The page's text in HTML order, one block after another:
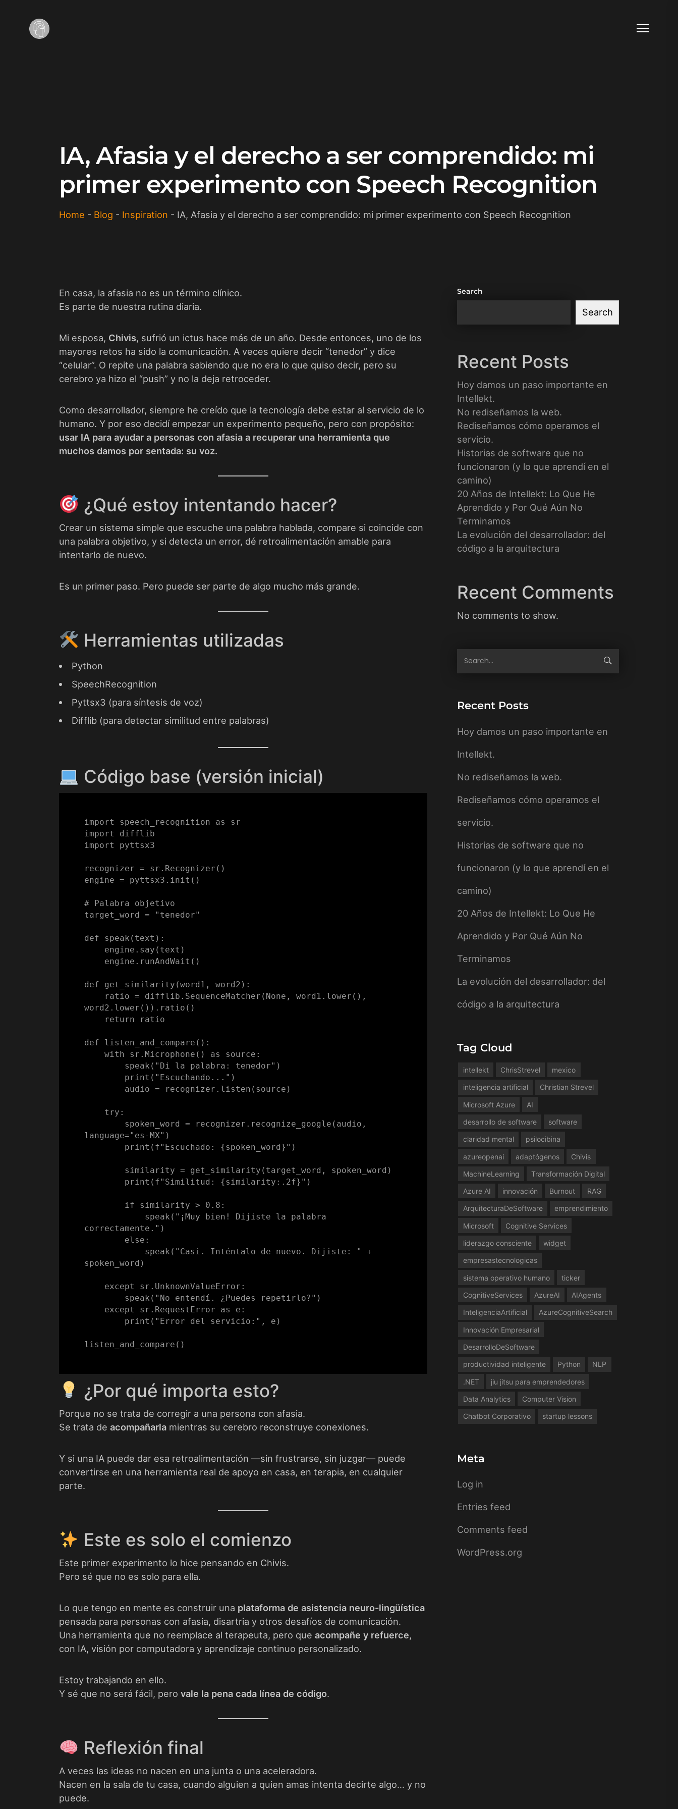
IA, Afasia y el derecho a ser comprendido: mi
primer experimento con Speech Recognition
Home - Blog - Inspiration - IA, Afasia y el derecho a ser comprendido: mi primer experimento con Speech Recognition
En casa, la afasia no es un término clínico.
Es parte de nuestra rutina diaria.
Mi esposa, Chivis, sufrió un ictus hace más de un año. Desde entonces, uno de los
mayores retos ha sido la comunicación. A veces quiere decir “tenedor” y dice
“celular”. O repite una palabra sabiendo que no era lo que quiso decir, pero su
cerebro ya hizo el “push” y no la deja retroceder.
Como desarrollador, siempre he creído que la tecnología debe estar al servicio de lo
humano. Y por eso decidí empezar un experimento pequeño, pero con propósito:
usar IA para ayudar a personas con afasia a recuperar una herramienta que
muchos damos por sentada: su voz.
¿Qué estoy intentando hacer?
Crear un sistema simple que escuche una palabra hablada, compare si coincide con
una palabra objetivo, y si detecta un error, dé retroalimentación amable para
intentarlo de nuevo.
Es un primer paso. Pero puede ser parte de algo mucho más grande.
Herramientas utilizadas
Python
SpeechRecognition
Pyttsx3 (para síntesis de voz)
Difflib (para detectar similitud entre palabras)
Código base (versión inicial)
import speech_recognition as sr
import difflib
import pyttsx3
recognizer = sr.Recognizer()
engine = pyttsx3.init()
# Palabra objetivo
target_word = "tenedor"
def speak(text):
def get_similarity(word1, word2):
word2.lower()).ratio()
def listen_and_compare():
    with sr.Microphone() as source:
language="es-MX")
correctamente.")
spoken_word)
¿Por qué importa esto?
Porque no se trata de corregir a una persona con afasia.
Se trata de acompañarla mientras su cerebro reconstruye conexiones.
Y si una IA puede dar esa retroalimentación —sin frustrarse, sin juzgar— puede
convertirse en una herramienta real de apoyo en casa, en terapia, en cualquier
parte.
Este es solo el comienzo
Este primer experimento lo hice pensando en Chivis.
Pero sé que no es solo para ella.
Lo que tengo en mente es construir una plataforma de asistencia neuro-lingüística
pensada para personas con afasia, disartria y otros desafíos de comunicación.
Una herramienta que no reemplace al terapeuta, pero que acompañe y refuerce,
con IA, visión por computadora y aprendizaje continuo personalizado.
Estoy trabajando en ello.
Y sé que no será fácil, pero vale la pena cada línea de código.
Reflexión final
A veces las ideas no nacen en una junta o una aceleradora.
Nacen en la sala de tu casa, cuando alguien a quien amas intenta decirte algo… y no
puede.
Search
Search
Recent Posts
Hoy damos un paso importante en
Intellekt.
No rediseñamos la web.
Rediseñamos cómo operamos el
servicio.
Historias de software que no
funcionaron (y lo que aprendí en el
camino)
20 Años de Intellekt: Lo Que He
Aprendido y Por Qué Aún No
Terminamos
La evolución del desarrollador: del
código a la arquitectura
Recent Comments
No comments to show.
Recent Posts
Hoy damos un paso importante en
Intellekt.
No rediseñamos la web.
Rediseñamos cómo operamos el
servicio.
Historias de software que no
funcionaron (y lo que aprendí en el
camino)
20 Años de Intellekt: Lo Que He
Aprendido y Por Qué Aún No
Terminamos
La evolución del desarrollador: del
código a la arquitectura
Tag Cloud
intellekt ChrisStrevel mexico
inteligencia artificial Christian Strevel
Microsoft Azure AI
desarrollo de software software
claridad mental psilocibina
azureopenai adaptógenos Chivis
MachineLearning Transformación Digital
Azure AI innovación Burnout RAG
ArquitecturaDeSoftware emprendimiento
Microsoft Cognitive Services
liderazgo consciente widget
empresastecnologicas
sistema operativo humano ticker
CognitiveServices AzureAI AIAgents
InteligenciaArtificial AzureCognitiveSearch
Innovación Empresarial
DesarrolloDeSoftware
productividad inteligente Python NLP
.NET jiu jitsu para emprendedores
Data Analytics Computer Vision
Chatbot Corporativo startup lessons
Meta
Log in
Entries feed
Comments feed
WordPress.org